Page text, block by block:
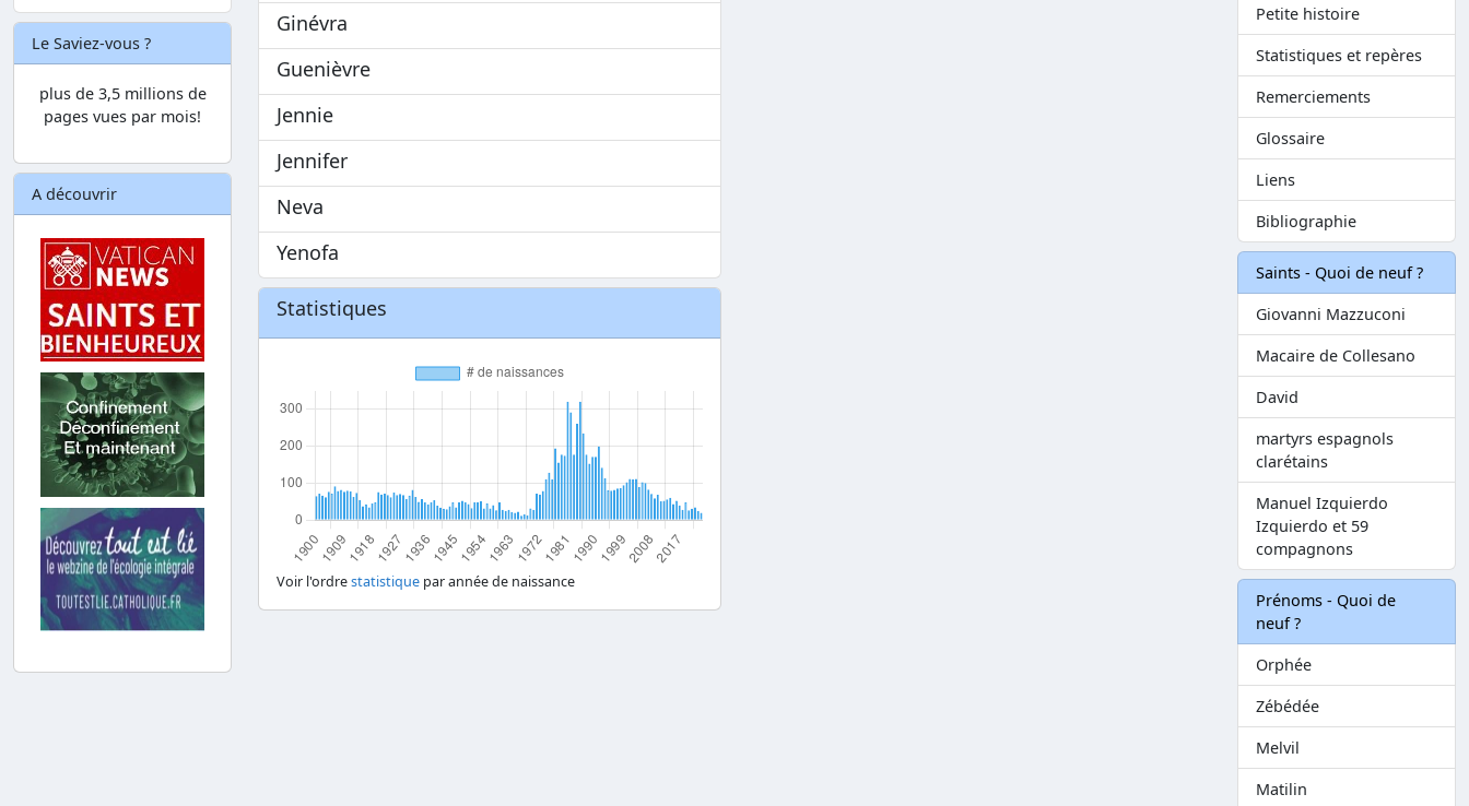
Le Saviez-vous ?
plus de 3,5 millions de
pages vues par mois!
A découvrir
Ginévra
Guenièvre
Jennie
Jennifer
Neva
Yenofa
Statistiques
Voir l'ordrestatistique par année de naissance
Petite histoire
Statistiques et repères
Remerciements
Glossaire
Liens
Bibliographie
Saints - Quoi de neuf ?
Giovanni Mazzuconi
Macaire de Collesano
David
martyrs espagnols
clarétains
Manuel Izquierdo
Izquierdo et 59
compagnons
Prénoms - Quoi de
neuf ?
Orphée
Zébédée
Melvil
Matilin